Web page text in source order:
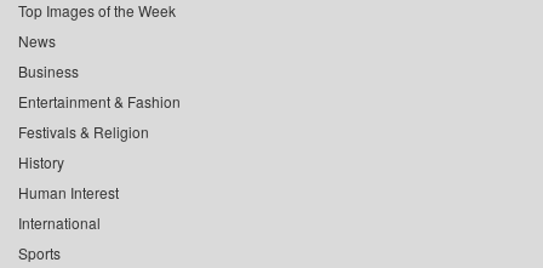
Top Images of the Week
News
Business
Entertainment & Fashion
Festivals & Religion
History
Human Interest
International
Sports